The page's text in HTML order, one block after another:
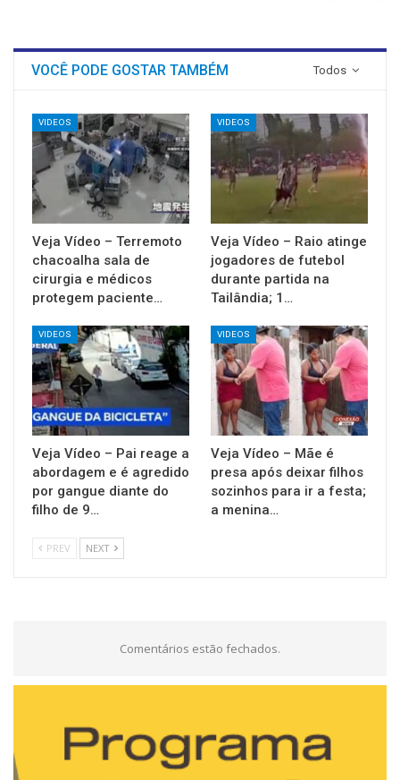
Todos
VOCÊ PODE GOSTAR TAMBÉM
VIDEOS
Veja Vídeo – Terremoto
chacoalha sala de
cirurgia e médicos
protegem paciente…
VIDEOS
Veja Vídeo – Raio atinge
jogadores de futebol
durante partida na
Tailândia; 1…
VIDEOS
Veja Vídeo – Pai reage a
abordagem e é agredido
por gangue diante do
filho de 9…
VIDEOS
Veja Vídeo – Mãe é
presa após deixar filhos
sozinhos para ir a festa;
a menina…
PREV NEXT
Comentários estão fechados.